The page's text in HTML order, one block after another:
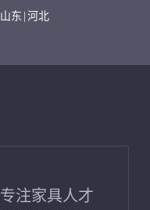
山东 河北
专注家具人才